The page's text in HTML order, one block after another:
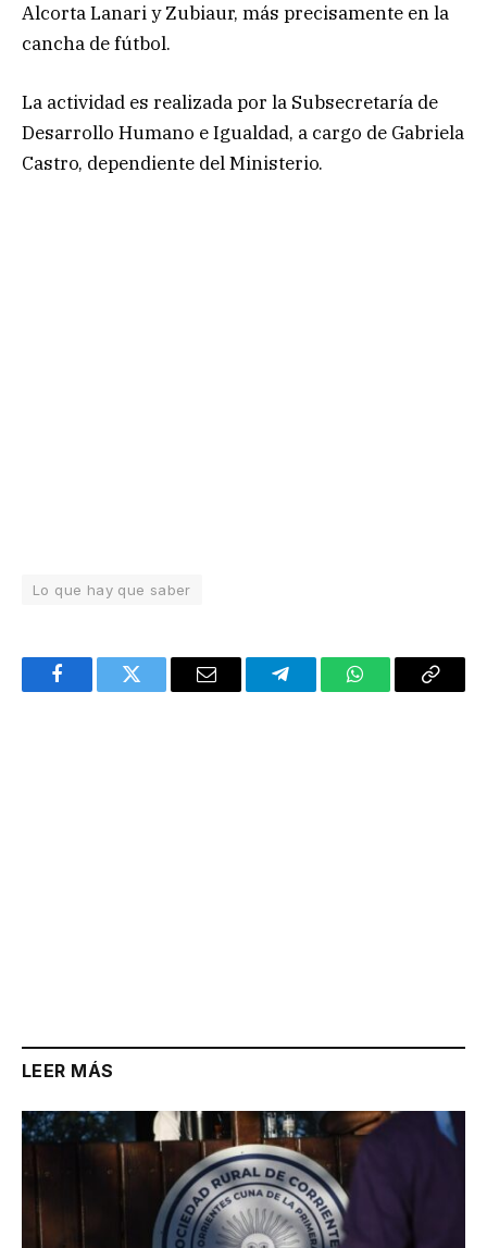
Alcorta Lanari y Zubiaur, más precisamente en la
cancha de fútbol.
La actividad es realizada por la Subsecretaría de
Desarrollo Humano e Igualdad, a cargo de Gabriela
Castro, dependiente del Ministerio.
Lo que hay que saber
FacebookTwitter Email TelegramWhatsAppCopy
LEER MÁS